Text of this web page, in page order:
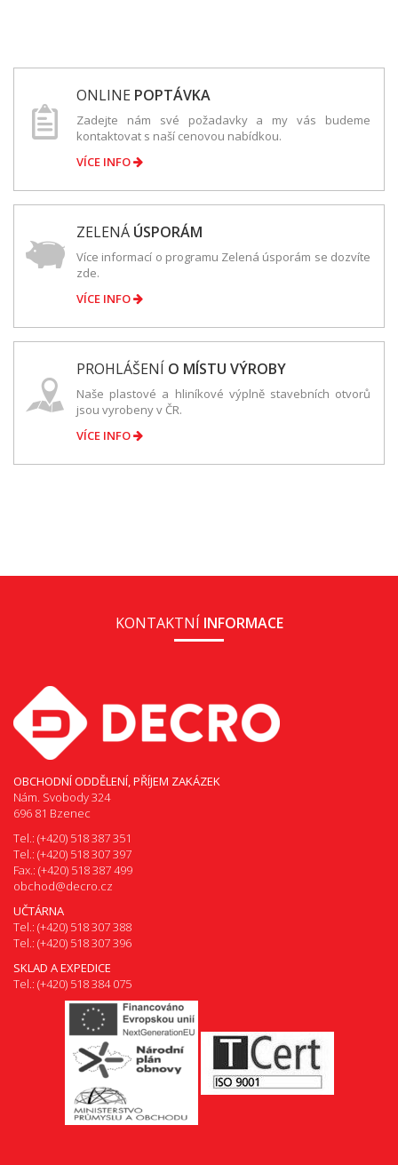
ONLINE POPTÁVKA
Zadejte nám své požadavky a my vás budeme
kontaktovat s naší cenovou nabídkou.
VÍCE INFO
ZELENÁ ÚSPORÁM
Více informací o programu Zelená úsporám se dozvíte
zde.
VÍCE INFO
PROHLÁŠENÍ O MÍSTU VÝROBY
Naše plastové a hliníkové výplně stavebních otvorů
jsou vyrobeny v ČR.
VÍCE INFO
KONTAKTNÍ INFORMACE
OBCHODNÍ ODDĚLENÍ, PŘÍJEM ZAKÁZEK
Nám. Svobody 324
696 81 Bzenec
Tel.: (+420) 518 387 351
Tel.: (+420) 518 307 397
Fax.: (+420) 518 387 499
obchod@decro.cz
UČTÁRNA
Tel.: (+420) 518 307 388
Tel.: (+420) 518 307 396
SKLAD A EXPEDICE
Tel.: (+420) 518 384 075